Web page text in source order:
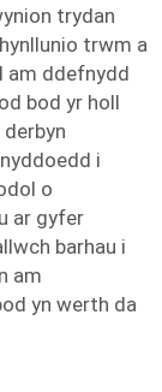
trydan
trwm a
am ddefnydd
bod yr holl
i
o
ar gyfer
barhau i
am
yn werth da